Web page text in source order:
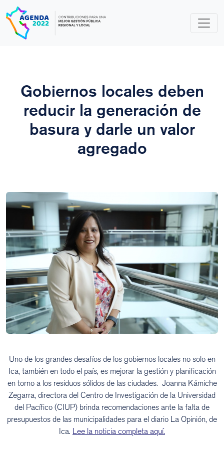
content
Gobiernos locales deben
reducir la generación de
basura y darle un valor
agregado
Uno de los grandes desafíos de los gobiernos locales no solo en
Ica, también en todo el país, es mejorar la gestión y planificación
en torno a los residuos sólidos de las ciudades. Joanna Kámiche
Zegarra, directora del Centro de Investigación de la Universidad
del Pacífico (CIUP) brinda recomendaciones ante la falta de
presupuestos de las municipalidades para el diario La Opinión, de
Ica. Lee la noticia completa aquí.